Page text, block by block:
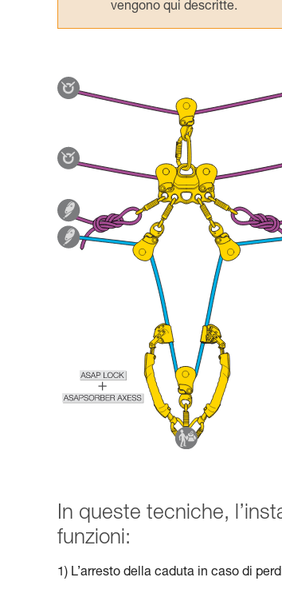
vengono qui descritte.
In queste tecniche,
funzioni:
1) L’arresto della caduta in caso di